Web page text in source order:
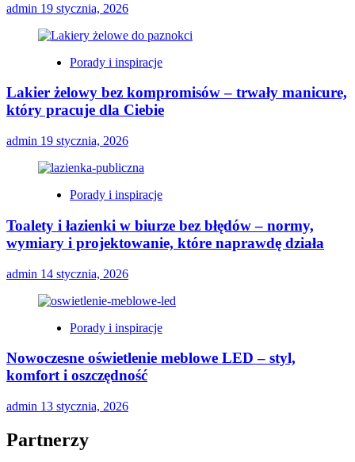
admin 19 stycznia, 2026
Porady i inspiracje
Lakier żelowy bez kompromisów – trwały manicure,
który pracuje dla Ciebie
admin 19 stycznia, 2026
Porady i inspiracje
Toalety i łazienki w biurze bez błędów – normy,
wymiary i projektowanie, które naprawdę działa
admin 14 stycznia, 2026
Porady i inspiracje
Nowoczesne oświetlenie meblowe LED – styl,
komfort i oszczędność
admin 13 stycznia, 2026
Partnerzy